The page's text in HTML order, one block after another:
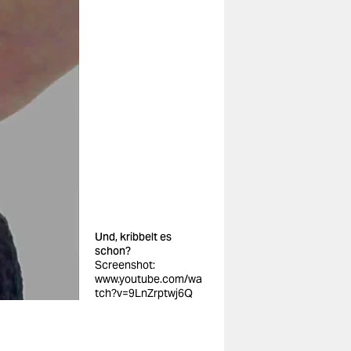
Und, kribbelt es
schon?
Screenshot:
www.youtube.com/wa
tch?v=9LnZrptwj6Q